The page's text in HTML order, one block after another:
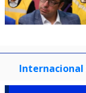
Internacional